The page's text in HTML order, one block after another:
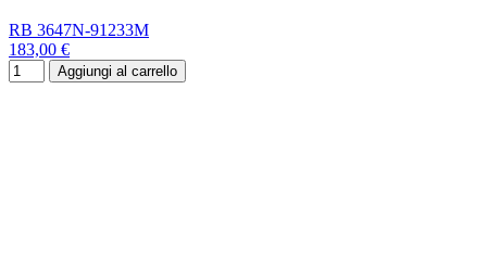
RB 3647N-91233M
183,00 €
Aggiungi al carrello